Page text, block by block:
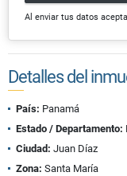
Al enviar tus datos
Detalles del
País: Panamá
Estado / Departamento:
Ciudad: Juan Díaz
Zona: Santa María